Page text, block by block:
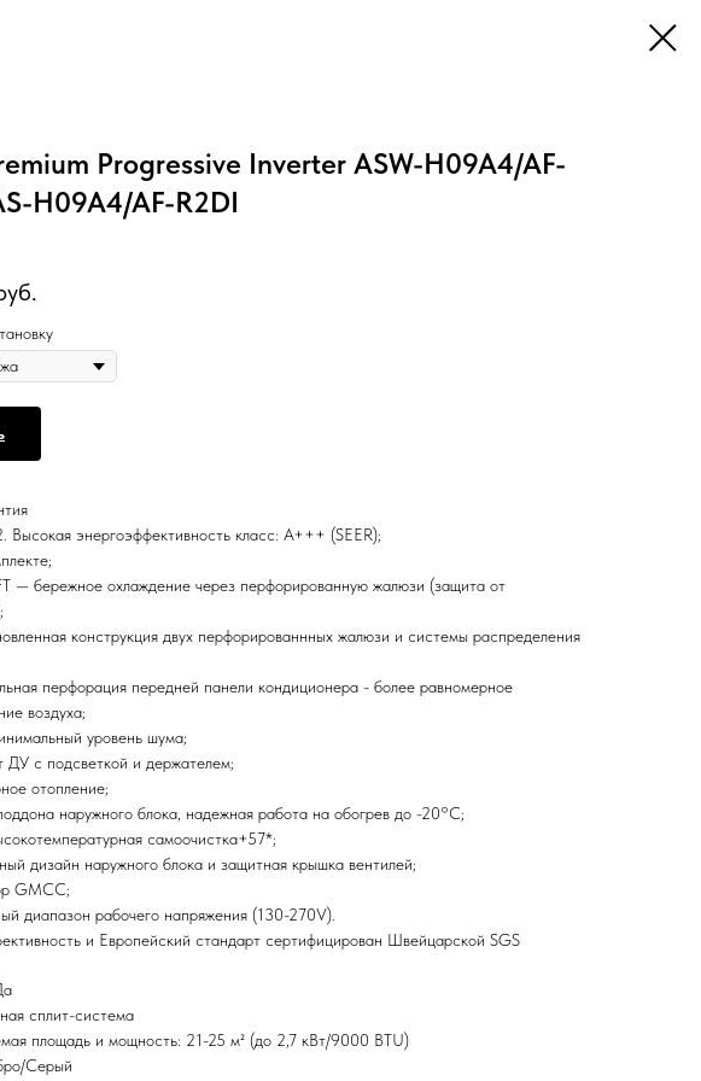
Progressive Inverter ASW-H09A4/AF-
H09A4/AF-R2DI
Высокая энергоэффективность класс: А+++ (SEER);
— бережное охлаждение через перфорированную жалюзи (защита от
конструкция двух перфорированнных жалюзи и системы распределения
перфорация передней панели кондиционера - более равномерное
воздуха;
уровень шума;
ДУ с подсветкой и держателем;
отопление;
наружного блока, надежная работа на обогрев до -20°C;
самоочистка+57*;
дизайн наружного блока и защитная крышка вентилей;
GMCC;
диапазон рабочего напряжения (130-270V).
и Европейский стандарт сертифицирован Швейцарской SGS
сплит-система
площадь и мощность: 21-25 м² (до 2,7 кВт/9000 BTU)
Серый